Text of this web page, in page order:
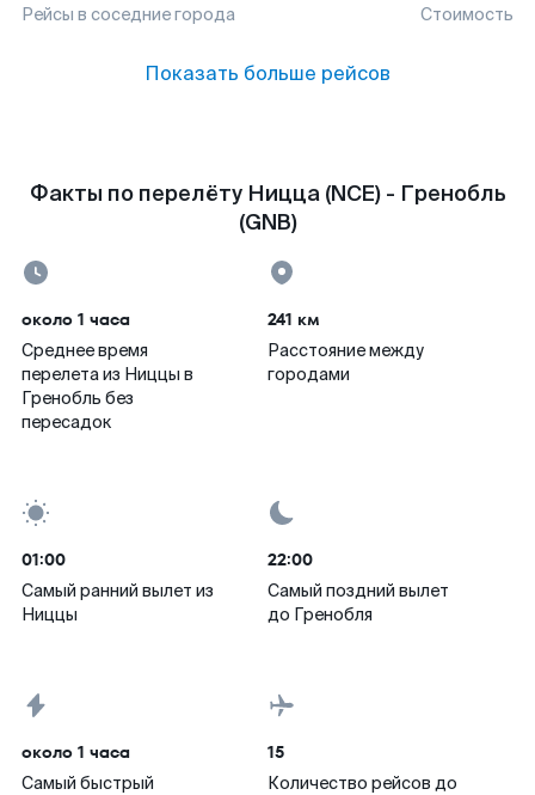
Рейсы в соседние города Стоимость
Показать больше рейсов
Факты по перелёту Ницца (NCE) - Гренобль
(GNB)
около 1 часа
Среднее время
перелета из Ниццы в
Гренобль без
пересадок
241 км
Расстояние между
городами
01:00
Самый ранний вылет из
Ниццы
22:00
Самый поздний вылет
до Гренобля
около 1 часа
Самый быстрый
15
Количество рейсов до